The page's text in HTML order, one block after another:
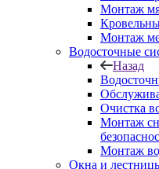
Монтаж
Монтаж
Водосточные
Назад
Очистка
Монтаж
Монтаж
Окна и